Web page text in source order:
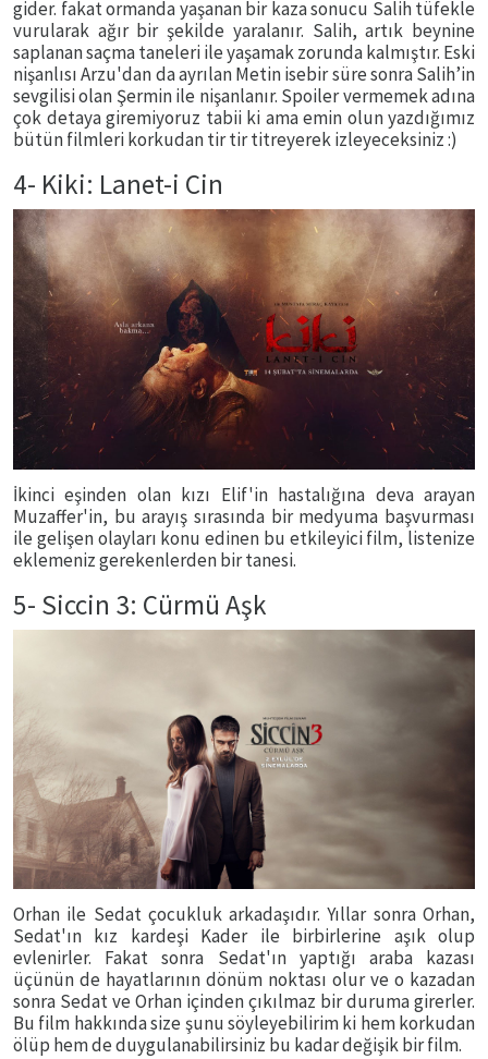
gider. fakat ormanda yaşanan bir kaza sonucu Salih tüfekle
vurularak ağır bir şekilde yaralanır. Salih, artık beynine
saplanan saçma taneleri ile yaşamak zorunda kalmıştır. Eski
nişanlısı Arzu'dan da ayrılan Metin isebir süre sonra Salih’in
sevgilisi olan Şermin ile nişanlanır. Spoiler vermemek adına
çok detaya giremiyoruz tabii ki ama emin olun yazdığımız
bütün filmleri korkudan tir tir titreyerek izleyeceksiniz :)
4- Kiki: Lanet-i Cin
İkinci eşinden olan kızı Elif'in hastalığına deva arayan
Muzaffer'in, bu arayış sırasında bir medyuma başvurması
ile gelişen olayları konu edinen bu etkileyici film, listenize
eklemeniz gerekenlerden bir tanesi.
5- Siccin 3: Cürmü Aşk
Orhan ile Sedat çocukluk arkadaşıdır. Yıllar sonra Orhan,
Sedat'ın kız kardeşi Kader ile birbirlerine aşık olup
evlenirler. Fakat sonra Sedat'ın yaptığı araba kazası
üçünün de hayatlarının dönüm noktası olur ve o kazadan
sonra Sedat ve Orhan içinden çıkılmaz bir duruma girerler.
Bu film hakkında size şunu söyleyebilirim ki hem korkudan
ölüp hem de duygulanabilirsiniz bu kadar değişik bir film.